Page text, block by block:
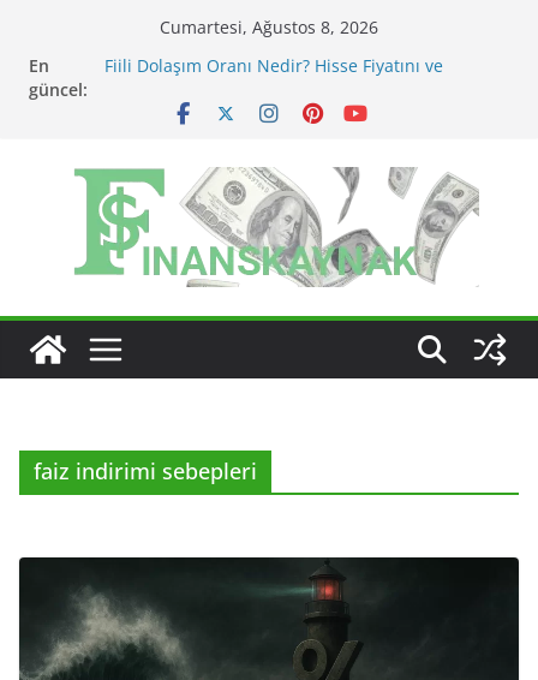
content
Cumartesi, Ağustos 8, 2026
En
güncel:
Fiili Dolaşım Oranı Nedir? Hisse Fiyatını ve
KAP Açıklaması Nasıl Okunur? Yatırımcı İçin Kritik
MSCI Endeks Değişiklikleri BIST Hisselerini Nasıl
Etkiler?
BIST Endeks Değişiklikleri Hisseleri Nasıl Etkiler?
BIST Sektör Endeksleri Nedir? Sektörel Rotasyon
Nasıl Takip Edilir?
faiz indirimi sebepleri